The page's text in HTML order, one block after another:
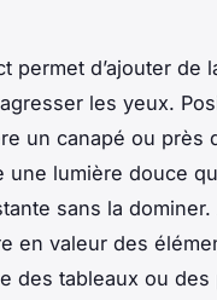
permet d’ajouter de
les yeux.
un canapé ou près
une lumière douce
sans la
en valeur des
des tableaux ou des